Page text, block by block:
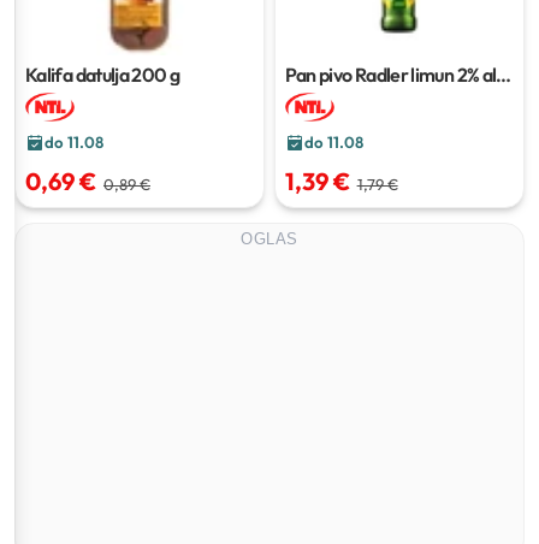
Kalifa datulja200 g
do 11.08
0,69 € 0,89 €
Pan pivo Radler limun 2% alk.
500 ml
do 11.08
1,39 € 1,79 €
OGLAS